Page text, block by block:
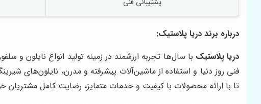
درباره برند دریا پلاستیک:
دریا پلاستیک با سال‌ها تجربه ارزشمند در زمینه تولید انواع نایلون
فنی روز دنیا و استفاده از ماشین‌آلات پیشرفته و مدرن، نایلون‌های
تا با ارائه محصولات با کیفیت و خدمات متمایز، رضایت کامل مشتریان